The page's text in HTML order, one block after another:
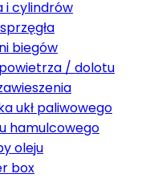
i cylindrów
biegów
/ dolotu
ukł paliwowego
hamulcowego
oleju
box